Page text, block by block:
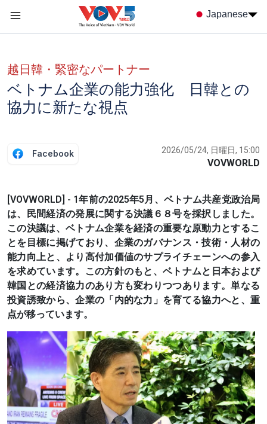
Japanese
越日韓・緊密なパートナー
ベトナム企業の能力強化 日韓との
協力に新たな視点
Facebook 2026/05/24, 日曜日, 15:00
VOVWORLD
[VOVWORLD] - 1年前の2025年5月、ベトナム共産党政治局
は、民間経済の発展に関する決議６８号を採択しました。
この決議は、ベトナム企業を経済の重要な原動力とするこ
とを目標に掲げており、企業のガバナンス・技術・人材の
能力向上と、より高付加価値のサプライチェーンへの参入
を求めています。この方針のもと、ベトナムと日本および
韓国との経済協力のあり方も変わりつつあります。単なる
投資誘致から、企業の「内的な力」を育てる協力へと、重
点が移っています。